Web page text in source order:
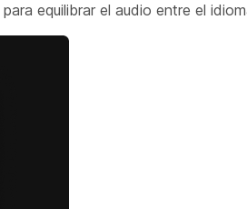
equilibrar el audio entre el